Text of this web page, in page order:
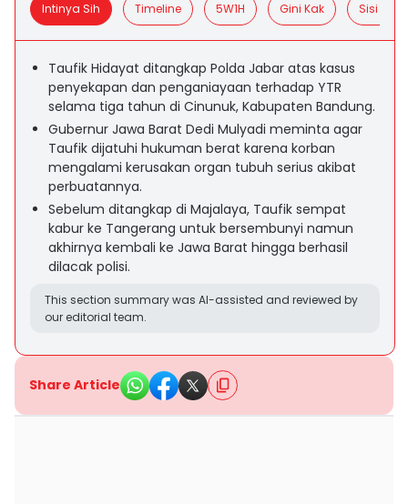
Intinya Sih Timeline 5W1H Gini Kak Sisi
Taufik Hidayat ditangkap Polda Jabar atas kasus
penyekapan dan penganiayaan terhadap YTR
selama tiga tahun di Cinunuk, Kabupaten Bandung.
Gubernur Jawa Barat Dedi Mulyadi meminta agar
Taufik dijatuhi hukuman berat karena korban
mengalami kerusakan organ tubuh serius akibat
perbuatannya.
Sebelum ditangkap di Majalaya, Taufik sempat
kabur ke Tangerang untuk bersembunyi namun
akhirnya kembali ke Jawa Barat hingga berhasil
dilacak polisi.
This section summary was AI-assisted and reviewed by
our editorial team.
Share Article